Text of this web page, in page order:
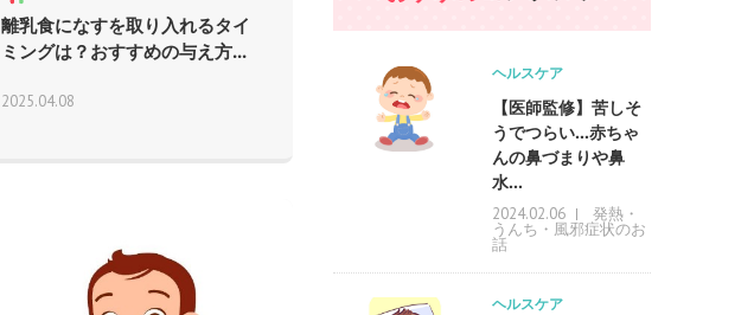
離乳食になすを取り入れるタイ
ミングは？おすすめの与え方...
2025.04.08
ヘルスケア
【医師監修】苦しそ
うでつらい…赤ちゃ
んの鼻づまりや鼻
水...
2024.02.06 発熱・
うんち・風邪症状のお
話
ヘルスケア